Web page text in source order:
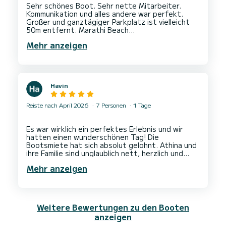
Sehr schönes Boot. Sehr nette Mitarbeiter.
Kommunikation und alles andere war perfekt.
Großer und ganztägiger Parkplatz ist vielleicht
50m entfernt. Marathi Beach
Mehr anzeigen
Havin
Reiste nach April 2026 7 Personen 1 Tage
Es war wirklich ein perfektes Erlebnis und wir
hatten einen wunderschönen Tag! Die
Bootsmiete hat sich absolut gelohnt. Athina und
ihre Familie sind unglaublich nett, herzlich und
willkommen und gut aufgehoben gefühlt, was das
Mehr anzeigen
Weitere Bewertungen zu den Booten
anzeigen